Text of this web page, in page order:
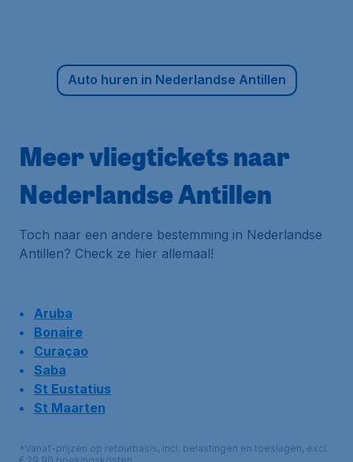
Auto huren in Nederlandse Antillen
Meer vliegtickets naar
Nederlandse Antillen
Toch naar een andere bestemming in Nederlandse
Antillen? Check ze hier allemaal!
Aruba
Bonaire
Curaçao
Saba
St Eustatius
St Maarten
*Vanaf-prijzen op retourbasis, incl. belastingen en toeslagen, excl.